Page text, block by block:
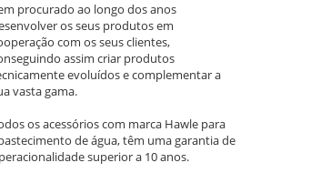
procurado ao longo dos anos
os seus produtos em
com os seus clientes,
assim criar produtos
evoluídos e complementar a
vasta gama.
os acessórios com marca Hawle para
de água, têm uma garantia de
superior a 10 anos.